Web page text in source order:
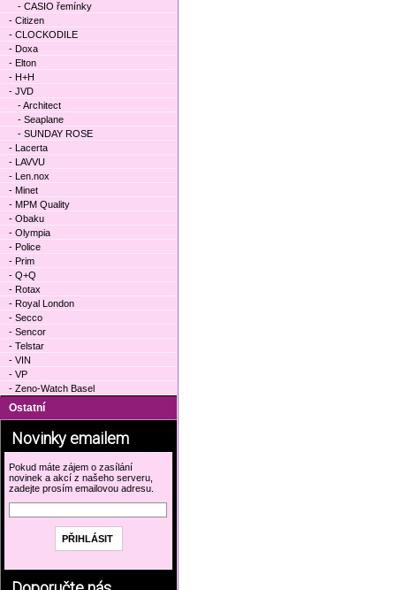
- CASIO řemínky
- Citizen
- CLOCKODILE
- Doxa
- Elton
- H+H
- JVD
- Architect
- Seaplane
- SUNDAY ROSE
- Lacerta
- LAVVU
- Len.nox
- Minet
- MPM Quality
- Obaku
- Olympia
- Police
- Prim
- Q+Q
- Rotax
- Royal London
- Secco
- Sencor
- Telstar
- VIN
- VP
- Zeno-Watch Basel
Ostatní
Novinky emailem
Pokud máte zájem o zasílání
novinek a akcí z našeho serveru,
zadejte prosím emailovou adresu.